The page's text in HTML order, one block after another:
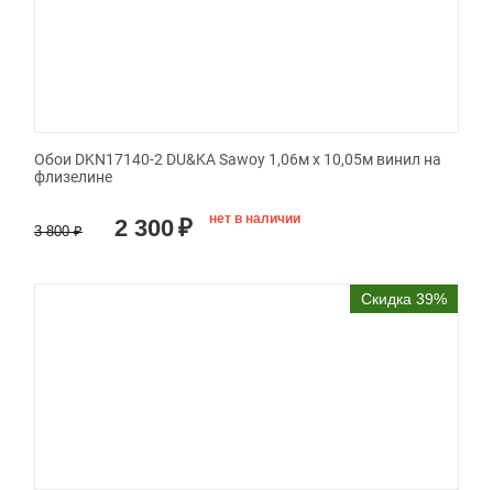
Обои DKN17140-2 DU&KA Sawoy 1,06м х 10,05м винил на
флизелине
3 800 ₽ 2 300₽ нет в наличии
Скидка 39%